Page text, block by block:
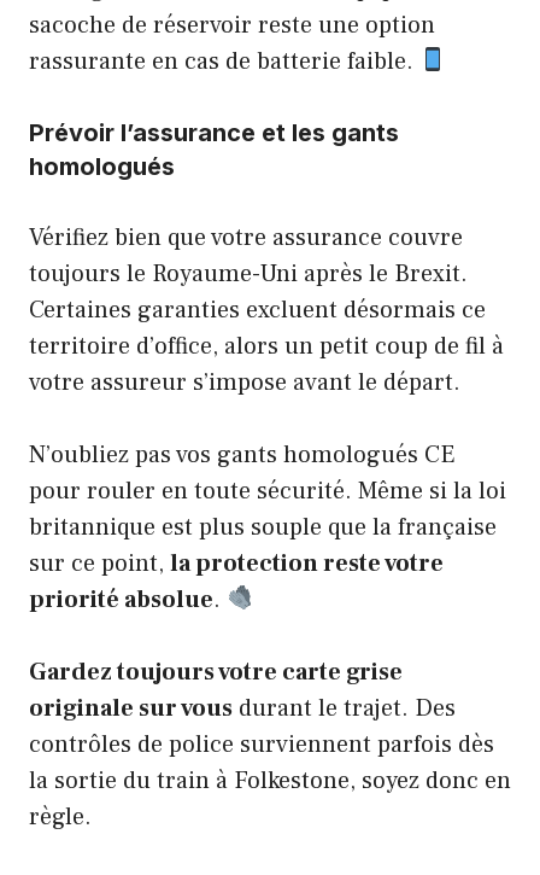
sacoche de réservoir reste une option
rassurante en cas de batterie faible.
Prévoir l’assurance et les gants
homologués
Vérifiez bien que votre assurance couvre
toujours le Royaume-Uni après le Brexit.
Certaines garanties excluent désormais ce
territoire d’office, alors un petit coup de fil à
votre assureur s’impose avant le départ.
N’oubliez pas vos gants homologués CE
pour rouler en toute sécurité. Même si la loi
britannique est plus souple que la française
sur ce point, la protection reste votre
priorité absolue.
Gardez toujours votre carte grise
originale sur vous durant le trajet. Des
contrôles de police surviennent parfois dès
la sortie du train à Folkestone, soyez donc en
règle.